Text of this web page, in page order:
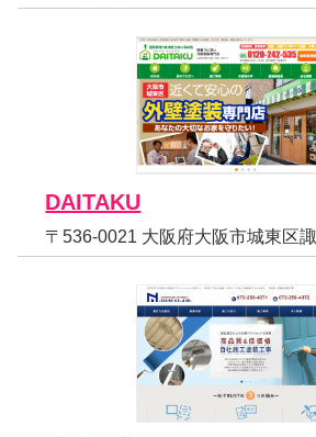
DAITAKU
〒536-0021 大阪府大阪市城東区